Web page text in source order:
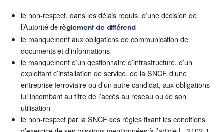
le non-respect, dans les délais requis, d’une décision de
l’Autorité de règlement de différend
le manquement aux obligations de communication de
documents et d’informations
le manquement d’un gestionnaire d’infrastructure, d’un
exploitant d’installation de service, de la SNCF, d’une
entreprise ferroviaire ou d’un autre candidat, aux obligations
lui incombant au titre de l’accès au réseau ou de son
utilisation
le non-respect par la SNCF des règles fixant les conditions